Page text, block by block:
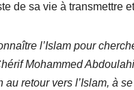
de sa vie à transmettre
l’Islam pour
Mohammed
retour vers l’Islam, à